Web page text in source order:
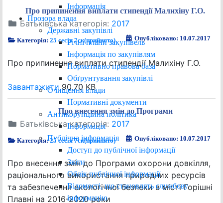
Інформація
Прозора влада
Державні закупівлі
Річні плани закупівель
Інформація по закупівлям
Нормативно правова база
Обґрунтування закупівлі
Очищення влади
Нормативні документи
Антикорупційна політика
Інформація
Публічна інформація
Доступ до публічної інформації
Звіти
Облік публічної інформації
Відомості, що становлять службову
інформацію
Про припинення виплати стипендії Малихіну Г.О.
Батьківська категорія: 2017
Категорія:25 сесія 7ск(прийнято) Опубліковано: 10.07.2017
Про припинення виплати стипендії Малихіну Г.О.
Завантажити90.70 KB
Про внесення змін до Програми
Батьківська категорія: 2017
Категорія:25 сесія 7ск(прийнято) Опубліковано: 10.07.2017
Про внесення змін до Програми охорони довкілля,
раціонального використання природних ресурсів
та забезпечення екологічної безпеки в місті Горішні
Плавні на 2016-2020 роки